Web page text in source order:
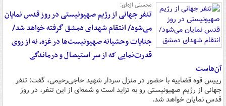
محسنی اژه‌ای:
تنفر جهانی از رژیم صهیونیستی در روز قدس نمایان
می‌شود/ انتقام شهدای دمشق گرفته خواهد شد/
جنایات وحشیانه صهیونیست‌ها در غزه، نه از روی
قدرت‌نمایی که از سر استیصال و درماندگی
آن‌هاست
رییس قوه قضاییه با حضور در منزل سردار شهید حاجی‌رحیمی، گفت: تنفر
جهانی از رژیم صهیونیستی رو به تزاید است و شمه‌ای از این تنفر، در روز
قدس نمایان خواهد شد.